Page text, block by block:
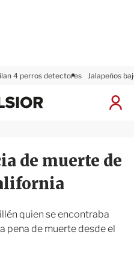
4 perros detectores Jalapeños
I
a
x
i
r
de muerte de
quien se encontraba
pena de muerte desde el